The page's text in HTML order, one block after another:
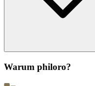
Warum philoro?